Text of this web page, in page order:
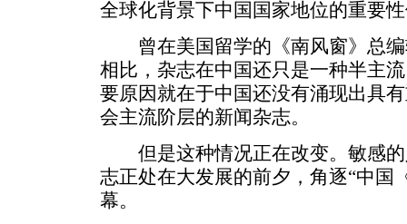
全球化背景下中国国家地位的重要
曾在美国留学的《南风窗》总编
相比，杂志在中国还只是一种半主
要原因就在于中国还没有涌现出具
会主流阶层的新闻杂志。
但是这种情况正在改变。敏感的
志正处在大发展的前夕，角逐“中国
幕。